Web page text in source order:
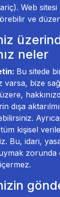
Web
ve
neler
Bu sitede
varsa, bize
dışa
kişisel
Bu, idari,
zorunda